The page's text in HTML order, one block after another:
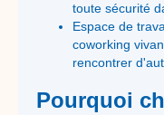
toute sécurité
Espace de
coworking
rencontrer
Pourquoi